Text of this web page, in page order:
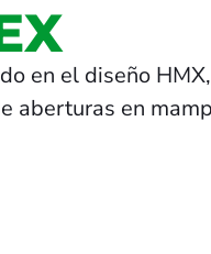
en el diseño
aberturas en